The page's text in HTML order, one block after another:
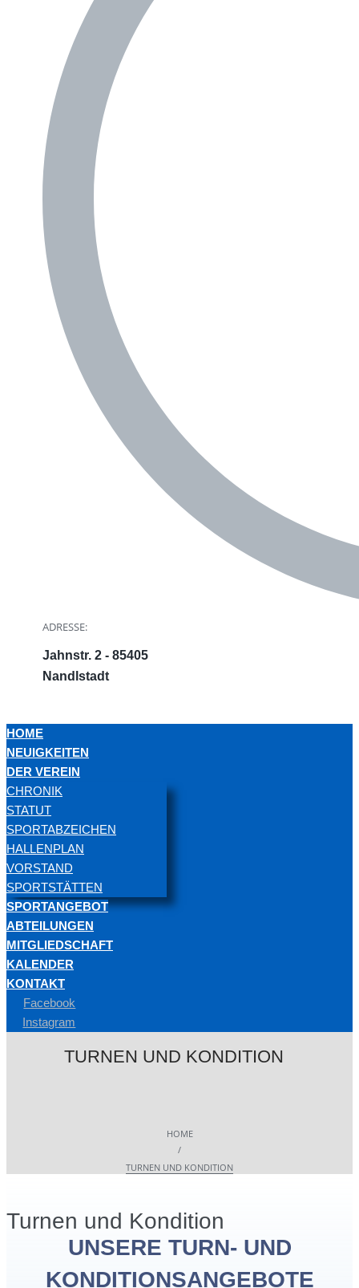
ADRESSE:
Jahnstr. 2 - 85405
Nandlstadt
HOME
NEUIGKEITEN
DER VEREIN
CHRONIK
STATUT
SPORTABZEICHEN
HALLENPLAN
VORSTAND
SPORTSTÄTTEN
SPORTANGEBOT
ABTEILUNGEN
MITGLIEDSCHAFT
KALENDER
KONTAKT
Facebook
Instagram
TURNEN UND KONDITION
HOME
/
TURNEN UND KONDITION
Turnen und Kondition
UNSERE TURN- UND
KONDITIONSANGEBOTE